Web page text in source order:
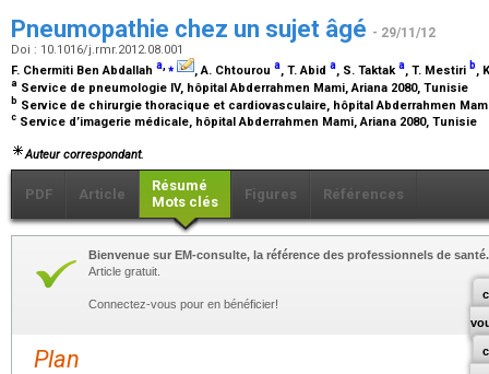
Pneumopathie chez un sujet âgé - 29/11/12
Doi : 10.1016/j.rmr.2012.08.001
F. Chermiti Ben Abdallah a,⁎ , A. Chtourou a, T. Abid a, S. Taktaka, T. Mestiri b,
a Service de pneumologie IV, hôpital Abderrahmen Mami, Ariana 2080, Tunisie
b Service de chirurgie thoracique et cardiovasculaire, hôpital Abderrahmen
c Service d’imagerie médicale, hôpital Abderrahmen Mami, Ariana 2080, Tunisie
Auteur correspondant.
PDF Article
Résumé
Mots clés
Figures Références
Bienvenue sur EM-consulte, la référence des professionnels de santé.
Article gratuit.
Connectez-vous pour en bénéficier!
Plan